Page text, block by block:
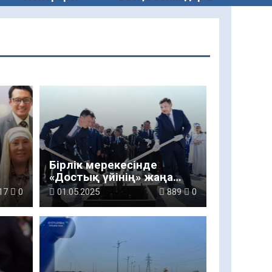
0
Бірлік мерекесінде
«Достық үйінің» жаңа
ғимаратының іргетасы
қаланды
01.05.2025 889 0